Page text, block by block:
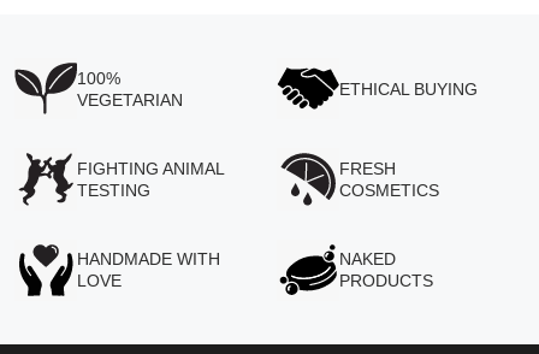
100%
VEGETARIAN
ETHICAL BUYING
FIGHTING ANIMAL
TESTING
FRESH
COSMETICS
HANDMADE WITH
LOVE
NAKED
PRODUCTS